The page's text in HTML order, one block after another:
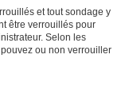
et tout sondage y
être verrouillés pour
Selon les
ou non verrouiller